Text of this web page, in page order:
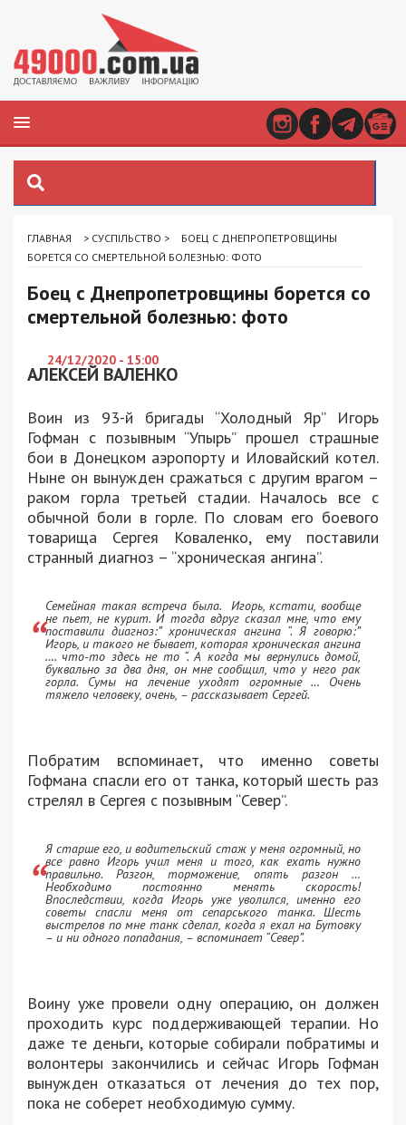
ГЛАВНАЯ > СУСПІЛЬСТВО >
БОЕЦ С ДНЕПРОПЕТРОВЩИНЫ
БОРЕТСЯ СО СМЕРТЕЛЬНОЙ БОЛЕЗНЬЮ: ФОТО
Боец с Днепропетровщины борется со
смертельной болезнью: фото
24/12/2020 - 15:00
АЛЕКСЕЙ ВАЛЕНКО
Воин из 93-й бригады “Холодный Яр” Игорь
Гофман с позывным “Упырь” прошел страшные
бои в Донецком аэропорту и Иловайский котел.
Ныне он вынужден сражаться с другим врагом –
раком горла третьей стадии. Началось все с
обычной боли в горле. По словам его боевого
товарища Сергея Коваленко, ему поставили
странный диагноз – “хроническая ангина”.
Семейная такая встреча была. Игорь, кстати, вообще
не пьет, не курит. И тогда вдруг сказал мне, что ему
поставили диагноз:” хроническая ангина “. Я говорю:”
Игорь, и такого не бывает, которая хроническая ангина
…. что-то здесь не то “. А когда мы вернулись домой,
буквально за два дня, он мне сообщил, что у него рак
горла. Сумы на лечение уходят огромные … Очень
тяжело человеку, очень, – рассказывает Сергей.
Побратим вспоминает, что именно советы
Гофмана спасли его от танка, который шесть раз
стрелял в Сергея с позывным “Север”.
Я старше его, и водительский стаж у меня огромный, но
все равно Игорь учил меня и того, как ехать нужно
правильно. Разгон, торможение, опять разгон …
Необходимо постоянно менять скорость!
Впоследствии, когда Игорь уже уволился, именно его
советы спасли меня от сепарського танка. Шесть
выстрелов по мне танк сделал, когда я ехал на Бутовку
– и ни одного попадания, – вспоминает “Север”.
Воину уже провели одну операцию, он должен
проходить курс поддерживающей терапии. Но
даже те деньги, которые собирали побратимы и
волонтеры закончились и сейчас Игорь Гофман
вынужден отказаться от лечения до тех пор,
пока не соберет необходимую сумму.